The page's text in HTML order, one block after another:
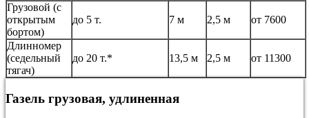
Грузовой (с
открытым
бортом)
до 5 т. 7 м 2,5 м от 7600
Длинномер
(седельный
тягач)
до 20 т.* 13,5 м 2,5 м от 11300
Газель грузовая, удлиненная